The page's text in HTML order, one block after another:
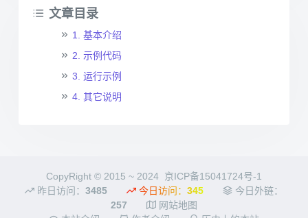
文章目录
1. 基本介绍
2. 示例代码
3. 运行示例
4. 其它说明
CopyRight © 2015 ~ 2024 京ICP备15041724号-1
昨日访问： 3485 今日访问： 345
今日外链：
257
网站地图